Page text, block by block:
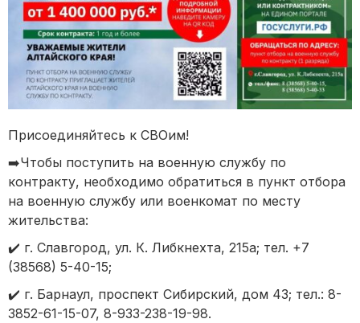
Присоединяйтесь к СВОим!
➡️Чтобы поступить на военную службу по
контракту, необходимо обратиться в пункт отбора
на военную службу или военкомат по месту
жительства:
✔️ г. Славгород, ул. К. Либкнехта, 215а; тел. +7
(38568) 5-40-15;
✔️ г. Барнаул, проспект Сибирский, дом 43; тел.: 8-
3852-61-15-07, 8-933-238-19-98.